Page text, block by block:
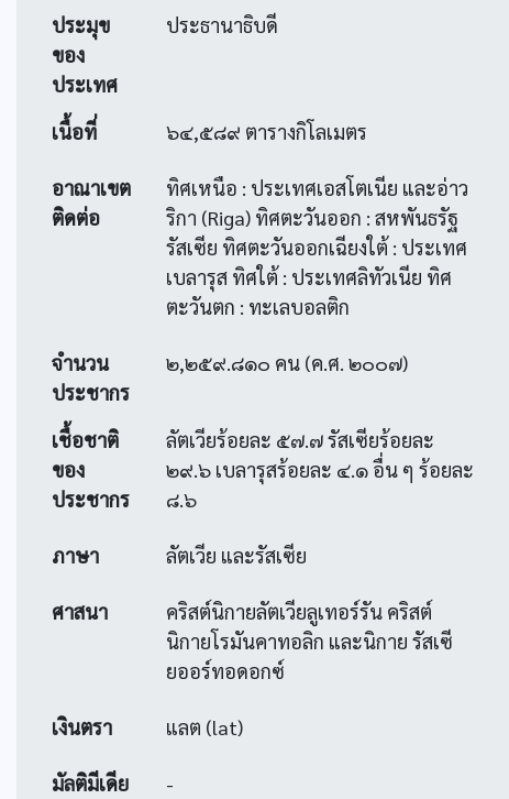
ประมุข
ของ
ประเทศ
ประธานาธิบดี
เนื้อที่ ๖๔,๕๘๙ ตารางกิโลเมตร
อาณาเขต
ติดต่อ
ทิศเหนือ : ประเทศเอสโตเนีย และอ่าว
ริกา (Riga) ทิศตะวันออก : สหพันธรัฐ
รัสเซีย ทิศตะวันออกเฉียงใต้ : ประเทศ
เบลารุส ทิศใต้ : ประเทศลิทัวเนีย ทิศ
ตะวันตก : ทะเลบอลติก
จำนวน
ประชากร
๒,๒๕๙.๘๑๐ คน (ค.ศ. ๒๐๐๗)
เชื้อชาติ
ของ
ประชากร
ลัตเวียร้อยละ ๕๗.๗ รัสเซียร้อยละ
๒๙.๖ เบลารุสร้อยละ ๔.๑ อื่น ๆ ร้อยละ
๘.๖
ภาษา ลัตเวีย และรัสเซีย
ศาสนา
คริสต์นิกายลัตเวียลูเทอร์รัน คริสต์
นิกายโรมันคาทอลิก และนิกาย รัสเซี
ยออร์ทอดอกซ์
เงินตรา แลต (lat)
มัลติมีเดีย
-